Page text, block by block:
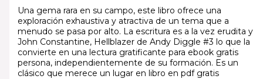
Una gema rara en su campo, este libro ofrece una
exploración exhaustiva y atractiva de un tema que a
menudo se pasa por alto. La escritura es a la vez erudita y
John Constantine, Hellblazer de Andy Diggle #3 lo que la
convierte en una lectura gratificante para ebook gratis
persona, independientemente de su formación. Es un
clásico que merece un lugar en libro en pdf gratis